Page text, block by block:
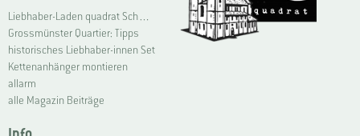
Liebhaber-Laden quadrat Schmuck Grossmünster | Connoisseur Shop quadrat jewellery Grossmünster
Grossmünster Quartier: Tipps
historisches Liebhaber-innen Set
Kettenanhänger montieren
allarm
alle Magazin Beiträge